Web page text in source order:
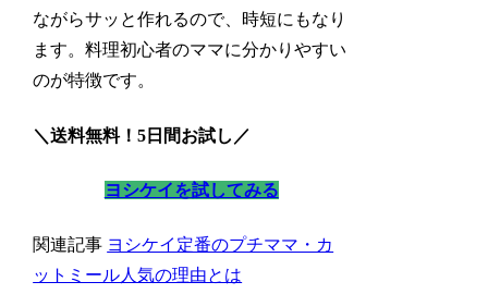
ながらサッと作れるので、時短にもなり
ます。料理初心者のママに分かりやすい
のが特徴です。
＼送料無料！5日間お試し／
ヨシケイを試してみる
関連記事 ヨシケイ定番のプチママ・カ
ットミール人気の理由とは